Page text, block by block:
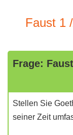
Faust 1
Frage:
Stellen Sie
seiner Zeit